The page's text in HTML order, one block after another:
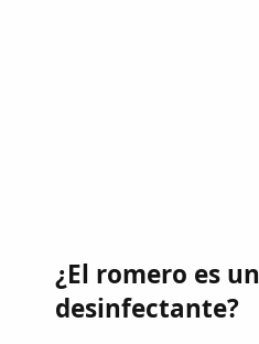
¿El romero es un
desinfectante?